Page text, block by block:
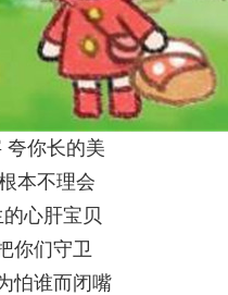
夸你长的美
本不理会
心肝宝贝
你们守卫
怕谁而闭嘴